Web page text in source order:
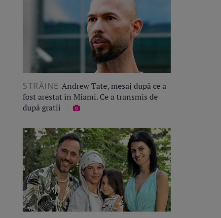
STRĂINE Andrew Tate, mesaj după ce a
fost arestat în Miami. Ce a transmis de
după gratii